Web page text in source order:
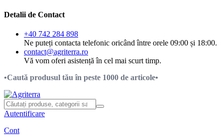
Detalii de Contact
+40 742 284 898
Ne puteți contacta telefonic oricând între orele 09:00 și 18:00.
contact@agriterra.ro
Vă vom oferi asistență în cel mai scurt timp.
•Caută produsul tău în peste 1000 de articole•
Autentificare
Cont